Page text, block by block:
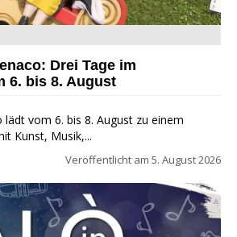
Drei Tage im Wunderland
Drei Tage im
6. bis 8. August
lädt vom 6. bis 8. August zu einem
Kunst, Musik,...
Veröffentlicht am 5. August 2026